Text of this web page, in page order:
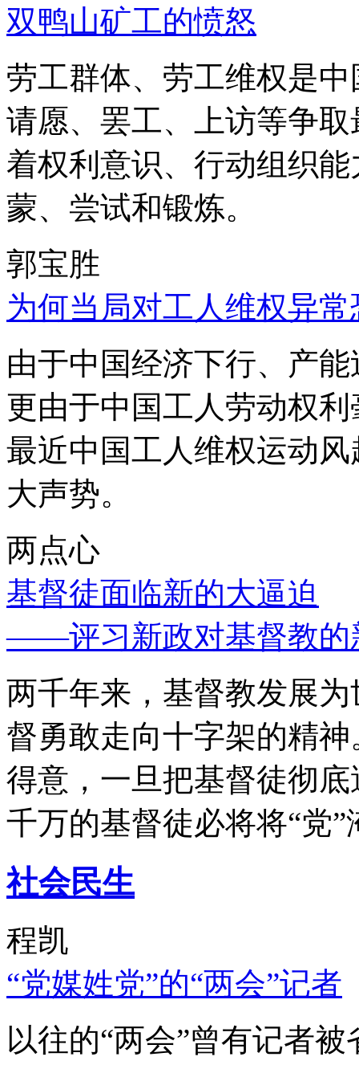
双鸭山矿工的愤怒
劳工群体、劳工维权是
请愿、罢工、上访等争
着权利意识、行动组织
蒙、尝试和锻炼。
郭宝胜
为何当局对工人维权异
由于中国经济下行、产
更由于中国工人劳动权
最近中国工人维权运动
大声势。
两点心
基督徒面临新的大逼迫
——评习新政对基督教的
两千年来，基督教发展
督勇敢走向十字架的精
得意，一旦把基督徒彻
千万的基督徒必将将“党”
社会民生
程凯
“党媒姓党”的“两会”记者
以往的“两会”曾有记者